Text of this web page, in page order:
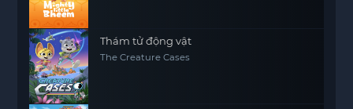
Thám tử động vật
The Creature Cases